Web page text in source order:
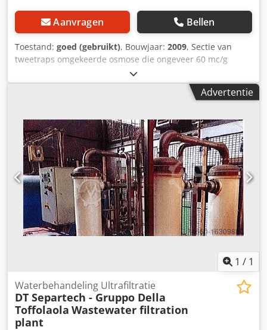
Aanvragen Bellen
Toestand: goed (gebruikt), Bouwjaar: 2009, Sectie van
tweetraps omgekeerde osmose die ongeveer 60 mc/g
product kan behandelen Djdpfx Ajtv Drloidekr
Advertentie
1 / 1
Waterbehandeling Ultrafiltratie
DT Separtech - Gruppo Della
Toffolaola Wastewater filtration
plant